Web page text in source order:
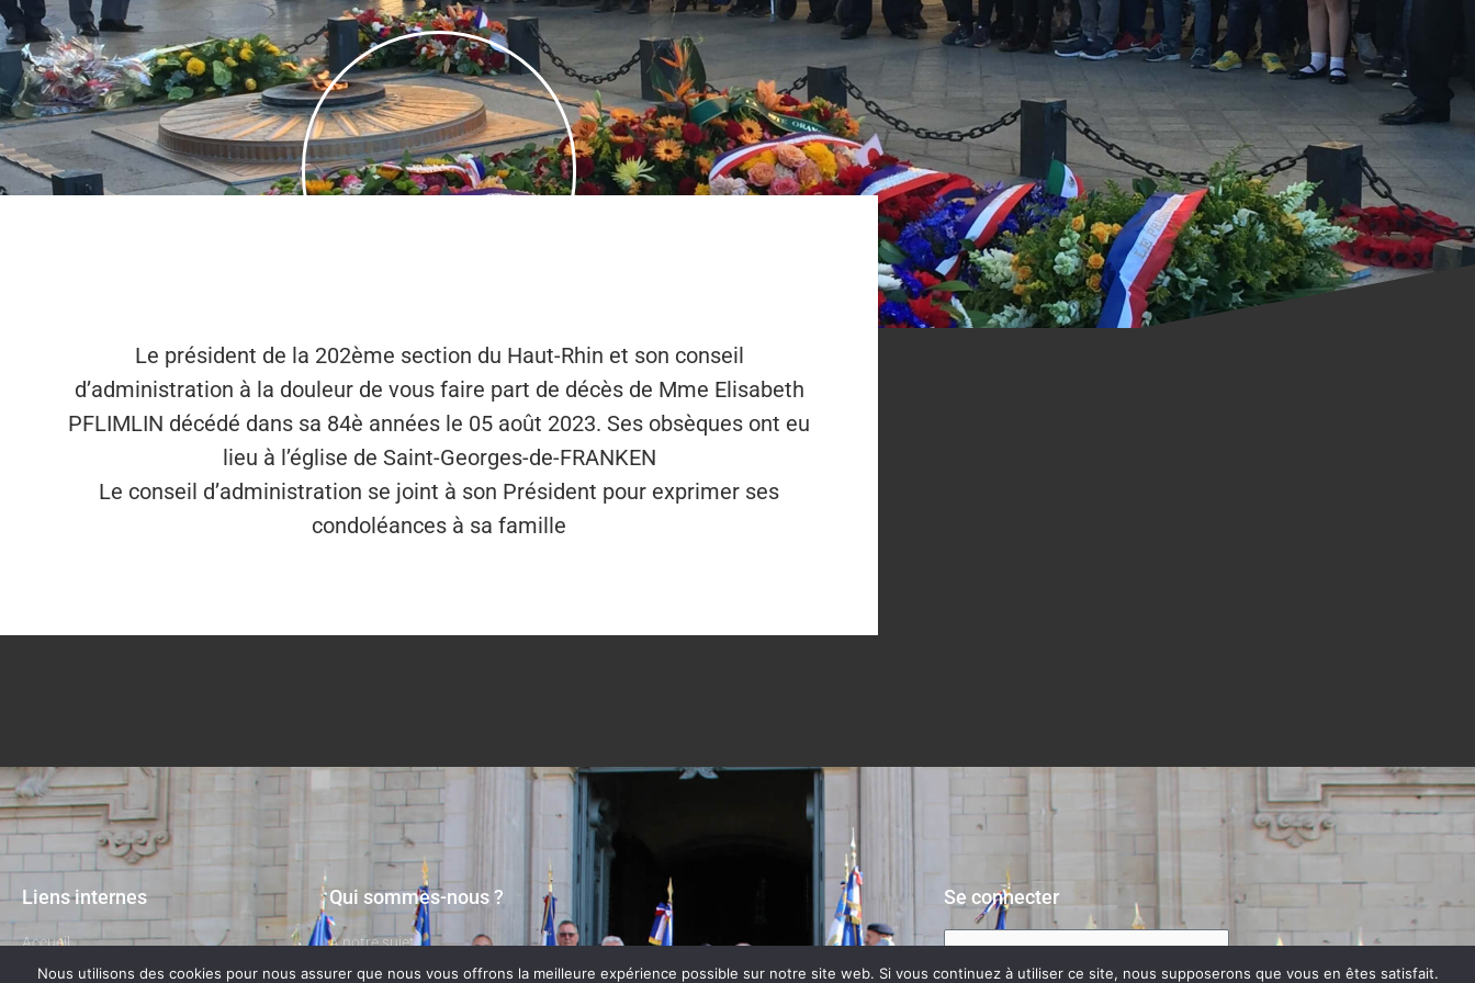
Le président de la 202ème section du Haut-Rhin et son conseil
d’administration à la douleur de vous faire part de décès de Mme Elisabeth
PFLIMLIN décédé dans sa 84è années le 05 août 2023. Ses obsèques ont eu
lieu à l’église de Saint-Georges-de-FRANKEN
Le conseil d’administration se joint à son Président pour exprimer ses
condoléances à sa famille
Liens internes
Accueil
La Fédération
Qui sommes-nous ?
A notre sujet
Contactez-nous
Se connecter
Nous utilisons des cookies pour nous assurer que nous vous offrons la meilleure expérience possible sur notre site web. Si vous continuez à utiliser ce site, nous supposerons que vous en êtes satisfait.